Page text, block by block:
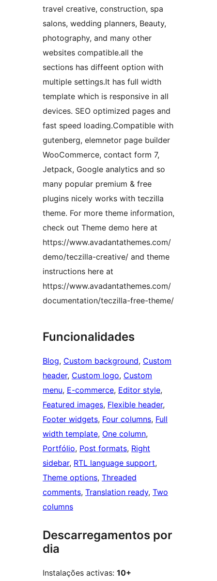
travel creative, construction, spa
salons, wedding planners, Beauty,
photography, and many other
websites compatible.all the
sections has diffeent option with
multiple settings.It has full width
template which is responsive in all
devices. SEO optimized pages and
fast speed loading.Compatible with
gutenberg, elemnetor page builder
WooCommerce, contact form 7,
Jetpack, Google analytics and so
many popular premium & free
plugins nicely works with teczilla
theme. For more theme information,
check out Theme demo here at
https://www.avadantathemes.com/
demo/teczilla-creative/ and theme
instructions here at
https://www.avadantathemes.com/
documentation/teczilla-free-theme/
Funcionalidades
Blog, Custom background, Custom
header, Custom logo, Custom
menu, E-commerce, Editor style
Featured images, Flexible header
Footer widgets, Four columns, Full
width template, One column
Portfólio, Post formats, Right
sidebar, RTL language support
Theme options, Threaded
comments, Translation ready, Two
columns
Descarregamentos por
dia
Instalações activas: 10+